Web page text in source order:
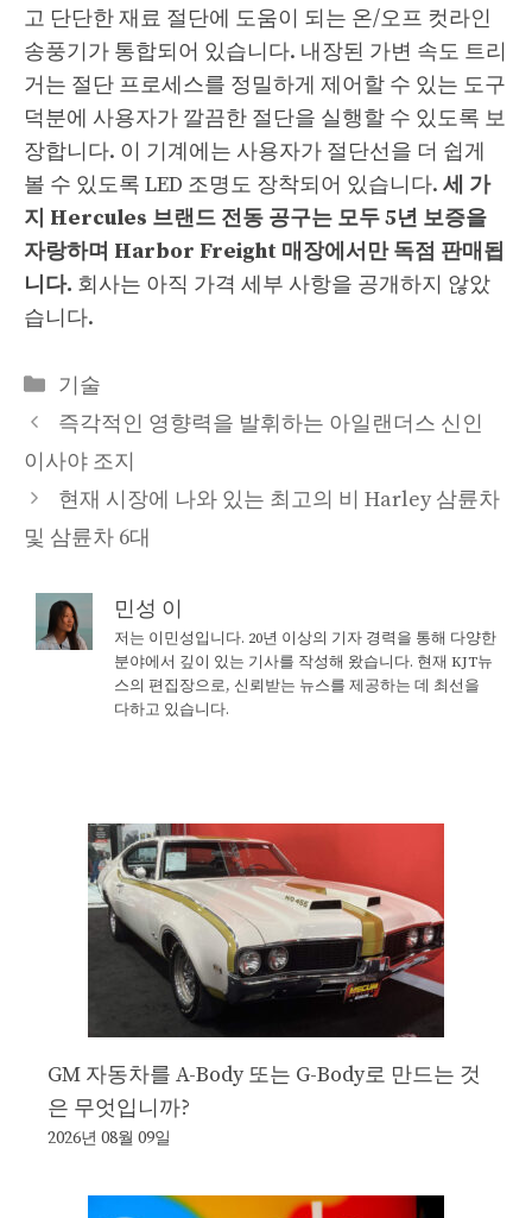
고 단단한 재료 절단에 도움이 되는 온/오프 컷라인
송풍기가 통합되어 있습니다. 내장된 가변 속도 트리
거는 절단 프로세스를 정밀하게 제어할 수 있는 도구
덕분에 사용자가 깔끔한 절단을 실행할 수 있도록 보
장합니다. 이 기계에는 사용자가 절단선을 더 쉽게
볼 수 있도록 LED 조명도 장착되어 있습니다. 세 가
지 Hercules 브랜드 전동 공구는 모두 5년 보증을
자랑하며 Harbor Freight 매장에서만 독점 판매됩
니다. 회사는 아직 가격 세부 사항을 공개하지 않았
습니다.
Categories
기술
즉각적인 영향력을 발휘하는 아일랜더스 신인
이사야 조지
현재 시장에 나와 있는 최고의 비 Harley 삼륜차
및 삼륜차 6대
민성 이
저는 이민성입니다. 20년 이상의 기자 경력을 통해 다양한
분야에서 깊이 있는 기사를 작성해 왔습니다. 현재 KJT뉴
스의 편집장으로, 신뢰받는 뉴스를 제공하는 데 최선을
다하고 있습니다.
GM 자동차를 A-Body 또는 G-Body로 만드는 것
은 무엇입니까?
2026년 08월 09일